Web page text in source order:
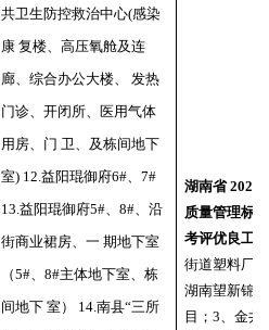
共卫生防控救治中心(感染
康 复楼、高压氧舱及连
廊、综合办公大楼、 发热
门诊、开闭所、医用气体
用房、门 卫、及栋间地下
室) 12.益阳琨御府6#、7#
13.益阳琨御府5#、8#、沿
街商业裙房、一 期地下室
（5#、8#主体地下室、栋
间地下 室） 14.南县“三所
湖南省2023
质量管理标
考评优良工
街道塑料厂
湖南望新锦
目；3、金井